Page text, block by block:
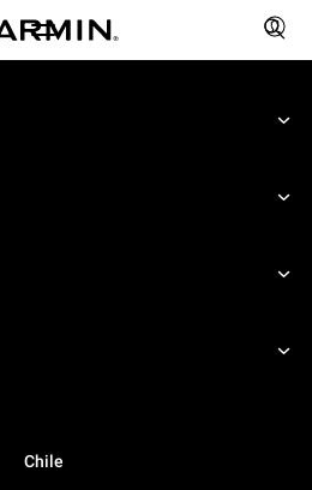
Chile